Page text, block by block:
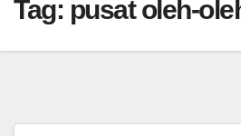
Tag: pusat oleh-